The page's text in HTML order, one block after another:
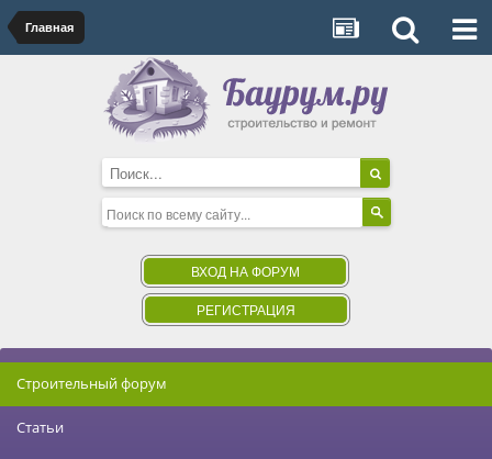
Главная
ВХОД НА ФОРУМ
РЕГИСТРАЦИЯ
Строительный форум
Статьи